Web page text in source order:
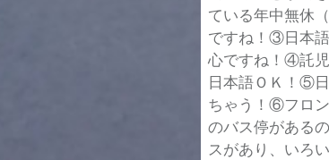
ている年中無休
ですね！③日本
心ですね！④託
日本語ＯＫ！⑤
ちゃう！⑥フロ
のバス停がある
スがあり、いろ